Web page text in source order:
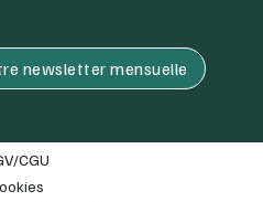
newsletter mensuelle
CGU